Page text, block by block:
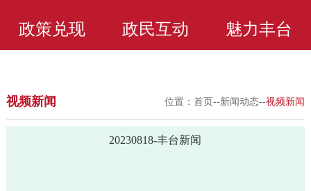
政策兑现 政民互动 魅力丰台
视频新闻 位置：首页--新闻动态--视频新闻
20230818-丰台新闻